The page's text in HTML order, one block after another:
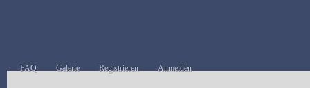
FAQ Galerie Registrieren Anmelden